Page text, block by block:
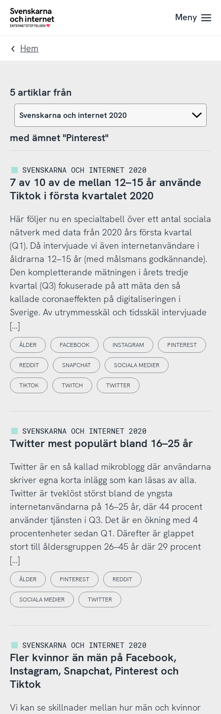
Till
navigation
Till
innehåll
To
Meny
Hem
5 artiklar från
med ämnet "Pinterest"
SVENSKARNA OCH INTERNET 2020
7 av 10 av de mellan 12–15 år använde
Tiktok i första kvartalet 2020
Här följer nu en specialtabell över ett antal sociala
nätverk med data från 2020 års första kvartal
(Q1). Då intervjuade vi även internetanvändare i
åldrarna 12–15 år (med målsmans godkännande).
Den kompletterande mätningen i årets tredje
kvartal (Q3) fokuserade på att mäta den så
kallade coronaeffekten på digitaliseringen i
Sverige. Av utrymmesskäl och tidsskäl intervjuade
[…]
ÅLDER FACEBOOK INSTAGRAM PINTEREST
REDDIT SNAPCHAT SOCIALA MEDIER
TIKTOK TWITCH TWITTER
SVENSKARNA OCH INTERNET 2020
Twitter mest populärt bland 16–25 år
Twitter är en så kallad mikroblogg där användarna
skriver egna korta inlägg som kan läsas av alla.
Twitter är tveklöst störst bland de yngsta
internetanvändarna på 16–25 år, där 44 procent
använder tjänsten i Q3. Det är en ökning med 4
procentenheter sedan Q1. Därefter är glappet
stort till åldersgruppen 26–45 år där 29 procent
[…]
ÅLDER PINTEREST REDDIT
SOCIALA MEDIER TWITTER
SVENSKARNA OCH INTERNET 2020
Fler kvinnor än män på Facebook,
Instagram, Snapchat, Pinterest och
Tiktok
Vi kan se skillnader mellan hur män och kvinnor